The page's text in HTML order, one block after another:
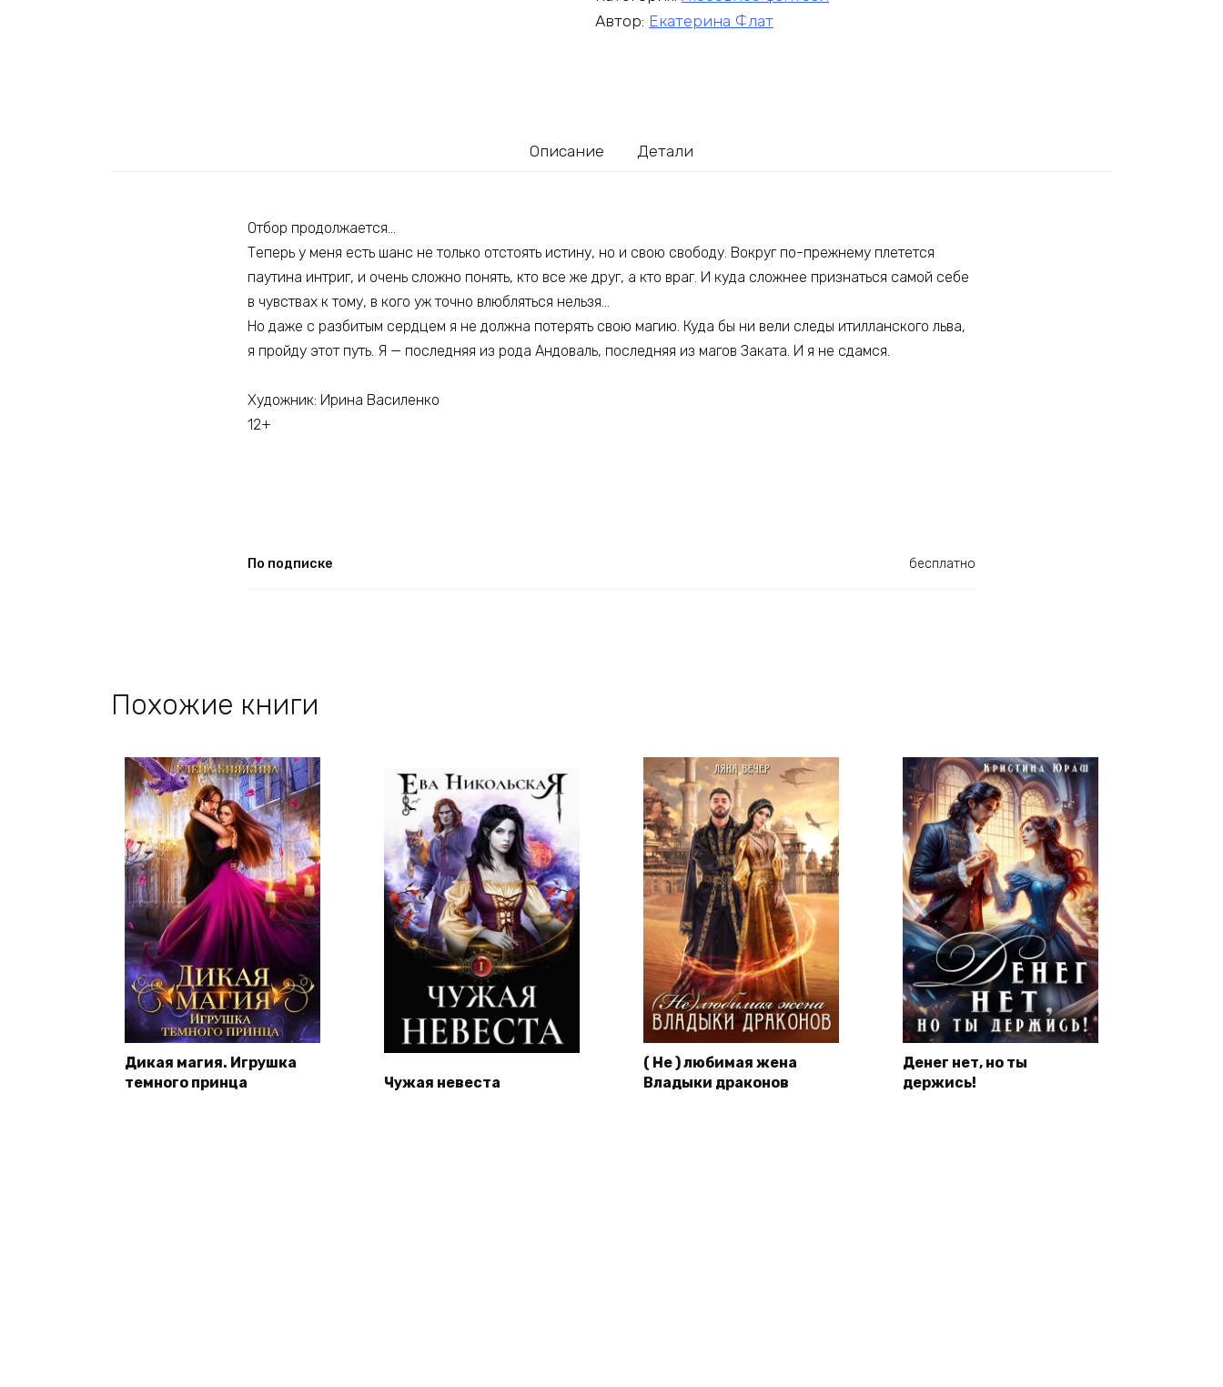
Автор: Екатерина Флат
Описание Детали
Отбор продолжается…
Теперь у меня есть шанс не только отстоять истину, но и свою свободу. Вокруг по-прежнему плетется
паутина интриг, и очень сложно понять, кто все же друг, а кто враг. И куда сложнее признаться самой себе
в чувствах к тому, в кого уж точно влюбляться нельзя…
Но даже с разбитым сердцем я не должна потерять свою магию. Куда бы ни вели следы итилланского льва,
я пройду этот путь. Я — последняя из рода Андоваль, последняя из магов Заката. И я не сдамся.
Художник: Ирина Василенко
12+
По подписке бесплатно
Похожие книги
Дикая магия. Игрушка
темного принца
Чужая невеста
( Не ) любимая жена
Владыки драконов
Денег нет, но ты
держись!